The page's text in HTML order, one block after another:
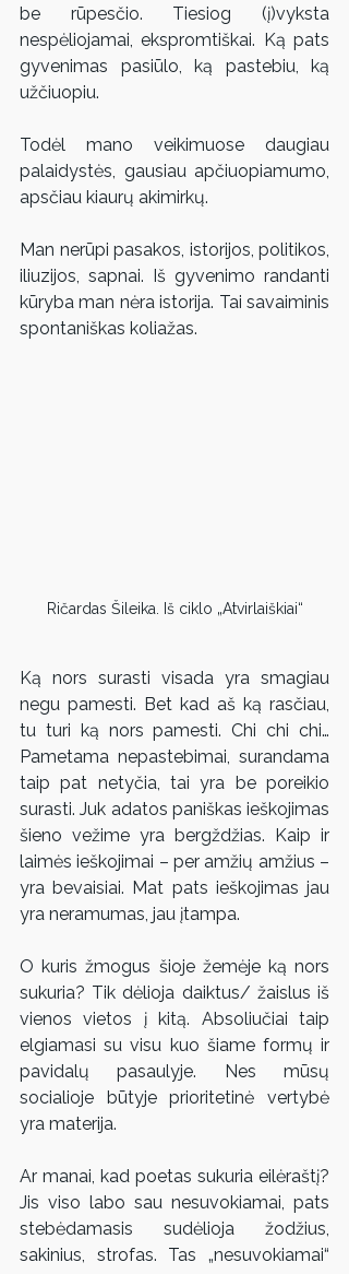
be rūpesčio. Tiesiog (į)vyksta
nespėliojamai, ekspromtiškai. Ką pats
gyvenimas pasiūlo, ką pastebiu, ką
užčiuopiu.
Todėl mano veikimuose daugiau
palaidystės, gausiau apčiuopiamumo,
apsčiau kiaurų akimirkų.
Man nerūpi pasakos, istorijos, politikos,
iliuzijos, sapnai. Iš gyvenimo randanti
kūryba man nėra istorija. Tai savaiminis
spontaniškas koliažas.
Ričardas Šileika. Iš ciklo „Atvirlaiškiai“
Ką nors surasti visada yra smagiau
negu pamesti. Bet kad aš ką rasčiau,
tu turi ką nors pamesti. Chi chi chi…
Pametama nepastebimai, surandama
taip pat netyčia, tai yra be poreikio
surasti. Juk adatos paniškas ieškojimas
šieno vežime yra bergždžias. Kaip ir
laimės ieškojimai – per amžių amžius –
yra bevaisiai. Mat pats ieškojimas jau
yra neramumas, jau įtampa.
O kuris žmogus šioje žemėje ką nors
sukuria? Tik dėlioja daiktus/ žaislus iš
vienos vietos į kitą. Absoliučiai taip
elgiamasi su visu kuo šiame formų ir
pavidalų pasaulyje. Nes mūsų
socialioje būtyje prioritetinė vertybė
yra materija.
Ar manai, kad poetas sukuria eilėraštį?
Jis viso labo sau nesuvokiamai, pats
stebėdamasis sudėlioja žodžius,
sakinius, strofas. Tas „nesuvokiamai“